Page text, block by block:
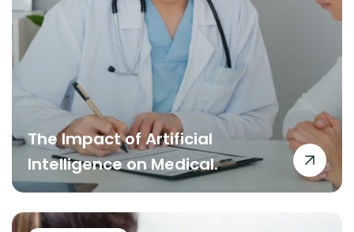
The Impact of Artificial
Intelligence on Medical.